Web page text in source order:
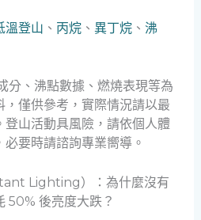
溫登山 、 丙烷、 異丁烷、 沸
分、沸點數據、燃燒表現等為
僅供參考，實際情況請以最
山活動具風險，請依個人體
要時請諮詢專業嚮導。
Lighting）：為什麼沒有
50% 後亮度大跌？